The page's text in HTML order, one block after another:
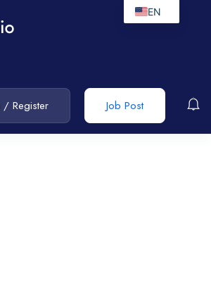
/ Register Job Post
EN